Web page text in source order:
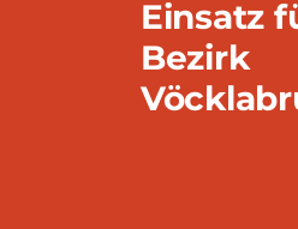
Einsatz
Bezirk